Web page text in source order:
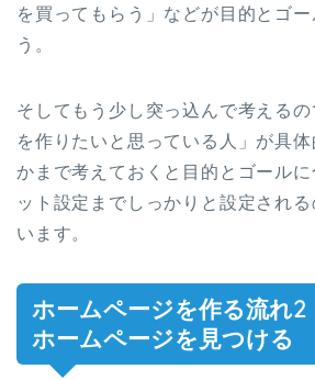
を買ってもらう」などが目的とゴ
う。
そしてもう少し突っ込んで考える
を作りたいと思っている人」が具
かまで考えておくと目的とゴール
ット設定までしっかりと設定され
います。
ホームページを作る流れ2
ホームページを見つける